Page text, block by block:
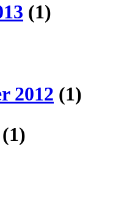
(1)
2012 (1)
(1)